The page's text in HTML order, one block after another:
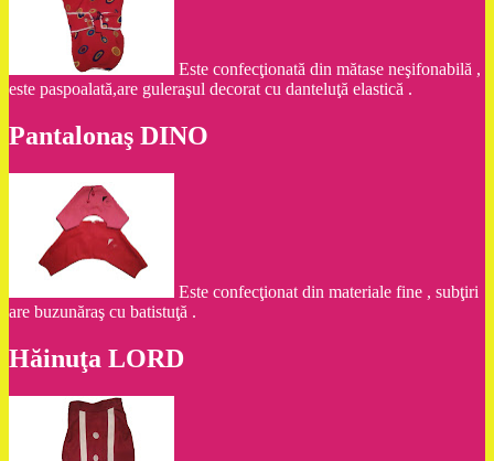
Este confecţionată din mătase neşifonabilă ,
este paspoalată,are guleraşul decorat cu danteluţă elastică .
Pantalonaş DINO
Este confecţionat din materiale fine , subţiri
are buzunăraş cu batistuţă .
Hăinuţa LORD